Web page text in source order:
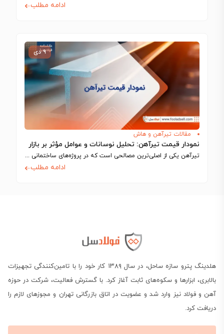
ادامه مطلب
۹ دی
مقالات تیرآهن و هاش
نمودار قیمت تیرآهن: تحلیل نوسانات و عوامل مؤثر بر بازار
تیرآهن یکی از اصلی‌ترین مصالحی است که در پروژه‌های ساختمانی و صنعتی استفاده می‌شود…
ادامه مطلب
هلدینگ پترو سازه ساحل، در سال ۱۳۸۹ کار خود را با تامین‌کنندگی تجهیزات
بالابری، ابزارها و سکوه‌های ثابت آغاز کرد. با گسترش فعالیت، شرکت در حوزه
آهن و فولاد نیز وارد شد و عضویت در اتاق بازرگانی تهران و مجوزهای لازم را
دریافت کرد.